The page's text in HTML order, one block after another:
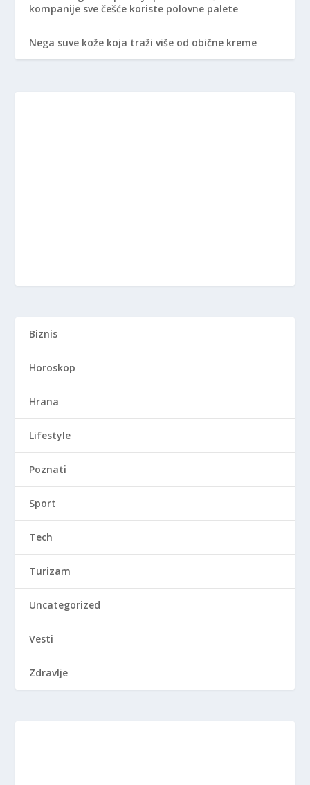
kompanije sve češće koriste polovne palete
Nega suve kože koja traži više od obične kreme
Biznis
Horoskop
Hrana
Lifestyle
Poznati
Sport
Tech
Turizam
Uncategorized
Vesti
Zdravlje